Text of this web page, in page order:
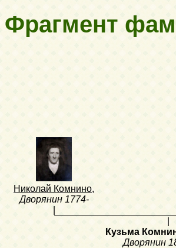
Фрагмент
Николай Комнино,
Дворянин 1774-
Кузьма
Дворянин